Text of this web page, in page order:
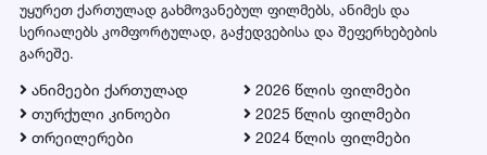
უყურეთ ქართულად გახმოვანებულ ფილმებს, ანიმეს და
სერიალებს კომფორტულად, გაჭედვებისა და შეფერხებების
გარეშე.
ანიმეები ქართულად
თურქული კინოები
თრეილერები
2026 წლის ფილმები
2025 წლის ფილმები
2024 წლის ფილმები